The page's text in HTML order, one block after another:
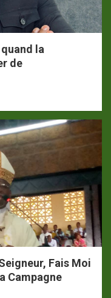
la
de
Fais Moi
Campagne